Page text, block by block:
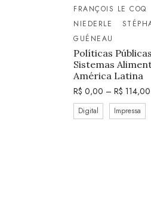
FRANÇOIS LE COQ
NIEDERLE
GUÉNEAU
Políticas
Sistemas
América Latina
R$ 0,00 – R$ 114,00
Digital Impressa